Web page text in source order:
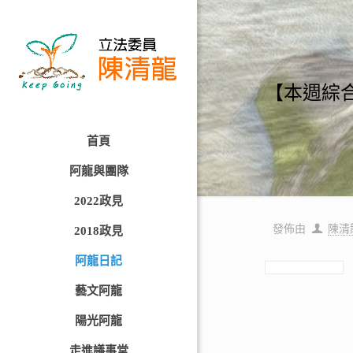
首頁
阿龍與團隊
2022政見
2018政見
阿龍日記
藝文阿龍
陽光阿龍
【本週綜
發佈由 陳